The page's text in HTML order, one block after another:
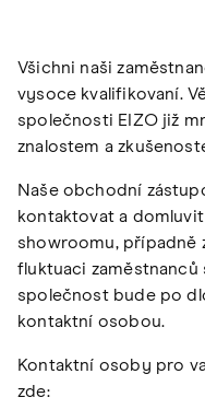
Všichni naši
vysoce kvalifikovaní.
společnosti EIZO již
znalostem a
Naše obchodní
kontaktovat a
showroomu, případně
fluktuaci zaměstnanců
společnost bude po
kontaktní osobou.
Kontaktní osoby pro
zde: